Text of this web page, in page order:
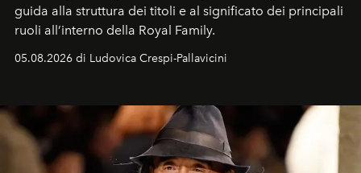
guida alla struttura dei titoli e al significato dei principali
ruoli all’interno della Royal Family.
05.08.2026 di Ludovica Crespi-Pallavicini